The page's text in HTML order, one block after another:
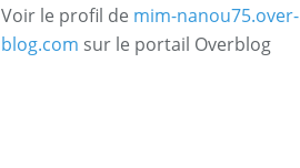
Voir le profil de mim-nanou75.over-
blog.com sur le portail Overblog